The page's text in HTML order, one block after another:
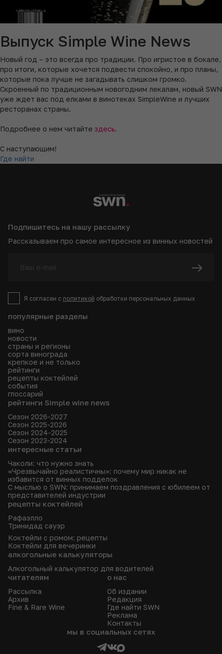
Выпуск Simple Wine News
Новый год – это всегда про традиции. Про игристое в бокале,
про итоги, которые хочется подвести спокойно, и про планы,
которые пока лучше не загадывать слишком громко.
Скроенный по традиционным новогодним лекалам, новый SWN
уже ждет вас под елками в винотеках SimpleWine и лучших
ресторанах страны.
Подробнее о нем читайте здесь.
С наступающим!
Где найти
популярные разделы
вино
новости
страны и регионы
сорта винограда
крепкое и не только
рейтинги
рецепты коктейлей
события
глоссарий
рейтинги Simple wine news
Сезон 2026-2027
Сезон 2025-2026
Сезон 2024-2025
Сезон 2023-2024
интересные статьи
Чаколи: что нужно знать
«Чрезвычайно реалистичны»: почему мир никак не
избавится от винных подделок
С мыслью о SWN: принимаем поздравления с юбилеем от
представителей индустрии
рецепты коктейлей
Рафаэлло
Тринидад сауэр
Коктейли с ромом: рецепты
Коктейли для вечеринки
алкогольные калькуляторы
Алкогольный калькулятор для водителей
читателям
Рассылка
Архив
Fine & Rare Wine
о нас
Об издании
Редакция
Где найти SWN
Реклама
Контакты
Подпишитесь на нашу рассылку
Рассказываем про самое интересное из винных новостей
Я согласен с политикой обработки персональных данных
мы в социальных сетях